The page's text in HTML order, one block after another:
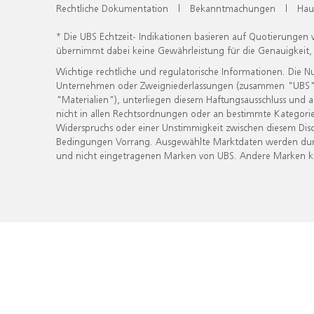
Rechtliche Dokumentation | Bekanntmachungen |
* Die UBS Echtzeit- Indikationen basieren auf
übernimmt dabei keine Gewährleistung für die
Wichtige rechtliche und regulatorische Informationen. Die
Unternehmen oder Zweigniederlassungen (zusammen
"Materialien"), unterliegen diesem Haftungsausschluss
nicht in allen Rechtsordnungen oder an bestimmte
Widerspruchs oder einer Unstimmigkeit zwischen diesem
Bedingungen Vorrang. Ausgewählte Marktdaten werden
und nicht eingetragenen Marken von UBS. Andere Marken